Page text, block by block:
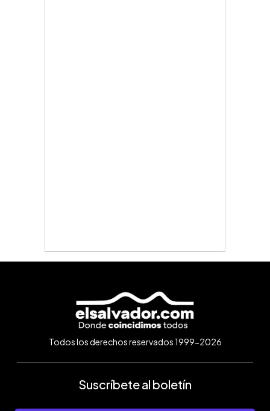
Todos los derechos reservados 1999-2026
Suscríbete al boletín